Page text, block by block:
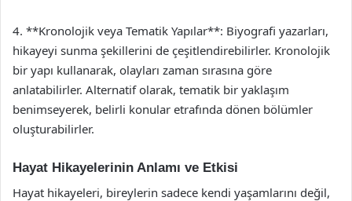
4. **Kronolojik veya Tematik Yapılar**: Biyografi yazarları,
hikayeyi sunma şekillerini de çeşitlendirebilirler. Kronolojik
bir yapı kullanarak, olayları zaman sırasına göre
anlatabilirler. Alternatif olarak, tematik bir yaklaşım
benimseyerek, belirli konular etrafında dönen bölümler
oluşturabilirler.
Hayat Hikayelerinin Anlamı ve Etkisi
Hayat hikayeleri, bireylerin sadece kendi yaşamlarını değil,